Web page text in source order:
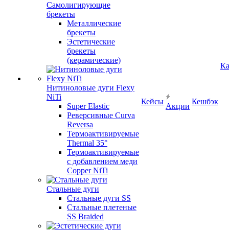
Самолигирующие
брекеты
Металлические
брекеты
Эстетические
брекеты
(керамические)
Нитиноловые дуги Flexy
NiTi
Super Elastic
Реверсивные Curva
Reversa
Термоактивируемые
Thermal 35°
Термоактивируемые
с добавлением меди
Copper NiTi
Стальные дуги
Стальные дуги SS
Стальные плетеные
SS Braided
Кейсы
Акции
Кешбэк